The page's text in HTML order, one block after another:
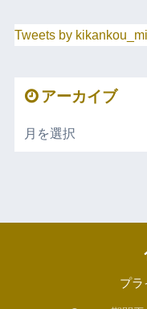
Tweets by
アーカイブ
プラ